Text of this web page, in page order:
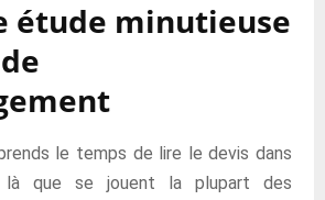
étude minutieuse
le temps de lire le devis dans
là que se jouent la plupart des